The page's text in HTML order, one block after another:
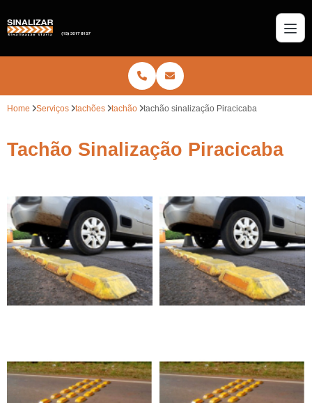
Home Serviços tachões tachão tachão sinalização Piracicaba
Tachão Sinalização Piracicaba